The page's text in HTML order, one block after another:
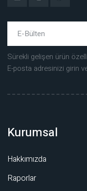
Sürekli gelişen ürün
E-posta adresinizi girin
Kurumsal
Hakkımızda
Raporlar